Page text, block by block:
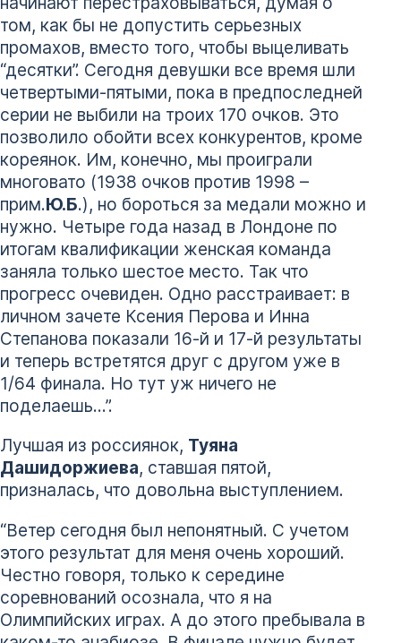
том, как бы не допустить серьезных
промахов, вместо того, чтобы выцеливать
“десятки”. Сегодня девушки все время шли
четвертыми-пятыми, пока в предпоследней
серии не выбили на троих 170 очков. Это
позволило обойти всех конкурентов, кроме
кореянок. Им, конечно, мы проиграли
многовато (1938 очков против 1998 –
прим.Ю.Б.), но бороться за медали можно и
нужно. Четыре года назад в Лондоне по
итогам квалификации женская команда
заняла только шестое место. Так что
прогресс очевиден. Одно расстраивает: в
личном зачете Ксения Перова и Инна
Степанова показали 16-й и 17-й результаты
и теперь встретятся друг с другом уже в
1/64 финала. Но тут уж ничего не
поделаешь…”.
Лучшая из россиянок, Туяна
Дашидоржиева, ставшая пятой,
призналась, что довольна выступлением.
“Ветер сегодня был непонятный. С учетом
этого результат для меня очень хороший.
Честно говоря, только к середине
соревнований осознала, что я на
Олимпийских играх. А до этого пребывала в